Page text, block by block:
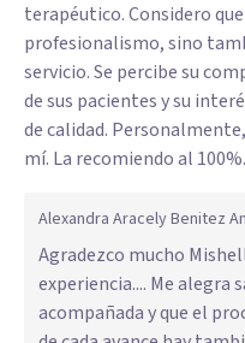
terapéutico. Considero
profesionalismo, sino
servicio. Se percibe su
de sus pacientes y su
de calidad.
mí. La recomiendo al 100%.
Alexandra Aracely Benitez
Agradezco mucho
experiencia.... Me alegra
acompañada y que el